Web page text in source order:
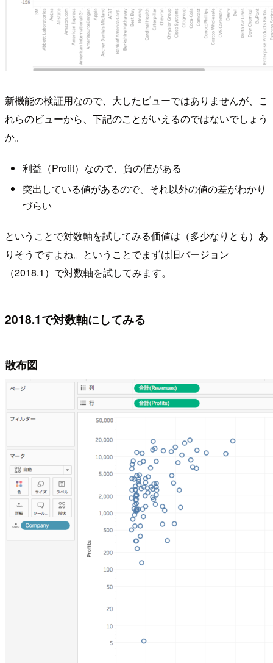
新機能の検証用なので、大したビューではありませんが、こ
れらのビューから、下記のことがいえるのではないでしょう
か。
利益（Profit）なので、負の値がある
突出している値があるので、それ以外の値の差がわかり
づらい
ということで対数軸を試してみる価値は（多少なりとも）あ
りそうですよね。ということでまずは旧バージョン
（2018.1）で対数軸を試してみます。
2018.1で対数軸にしてみる
散布図